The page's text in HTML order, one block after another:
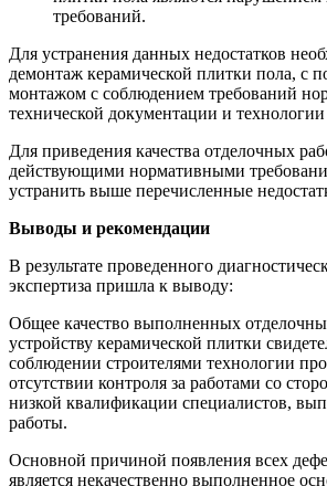
требований.
Для устранения данных недостатков
демонтаж керамической плитки пола, с
монтажом с соблюдением требований
технической документации и технологии
Для приведения качества отделочных
действующими нормативными
устранить выше перечисленные
Выводы и рекомендации
В результате проведенного
экспертиза пришла к выводу:
Общее качество выполненных
устройству керамической плитки
соблюдении строителями технологии
отсутствии контроля за работами со
низкой квалификации специалистов,
работы.
Основной причиной появления всех
является некачественно выполненное